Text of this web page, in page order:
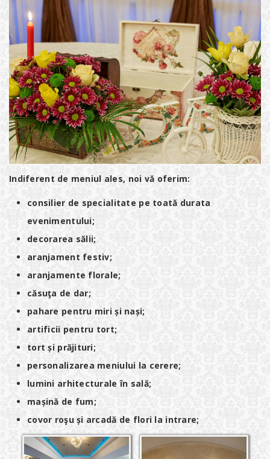
Indiferent de meniul ales, noi vă oferim:
consilier de specialitate pe toată durata
evenimentului;
decorarea sălii;
aranjament festiv;
aranjamente florale;
căsuţa de dar;
pahare pentru miri și nași;
artificii pentru tort;
tort și prăjituri;
personalizarea meniului la cerere;
lumini arhitecturale în sală;
mașină de fum;
covor roşu și arcadă de flori la intrare;